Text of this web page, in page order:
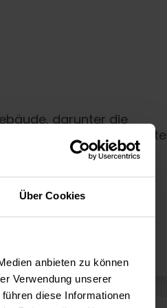
Über Cookies
anbieten zu können
Verwendung unserer
diese Informationen
darunter die
Naturschutzgebiete
diverse kulturelle